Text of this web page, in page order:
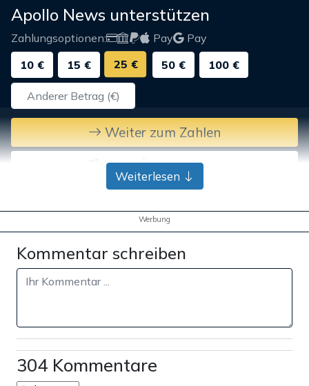
Apollo News unterstützen
Zahlungsoptionen: Pay
Pay
10 €
15 € 25 € 50 € 100 €
Weiter zum Zahlen
Bank-Überweisung
Weiterlesen
Werbung
Kommentar schreiben
304 Kommentare